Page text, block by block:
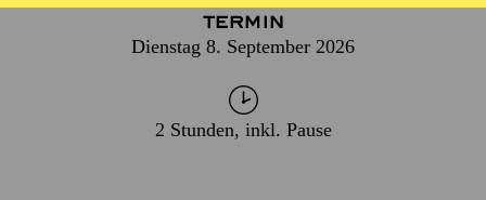
TERMIN
Dienstag 8. September 2026
2 Stunden, inkl. Pause